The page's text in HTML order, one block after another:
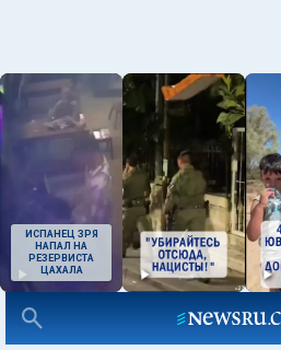
ИСПАНЕЦ ЗРЯ
НАПАЛ НА
РЕЗЕРВИСТА
ЦАХАЛА